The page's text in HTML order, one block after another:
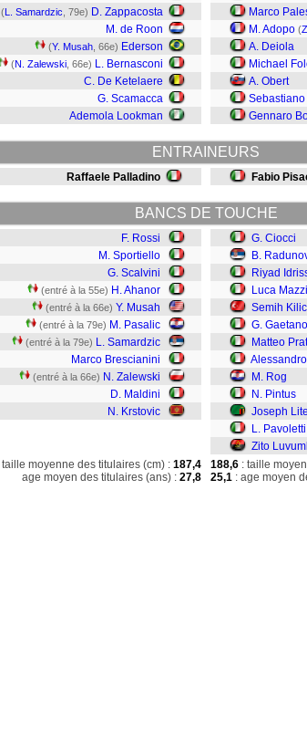
(L. Samardzic , 79e) D. Zappacosta
M. de Roon
(Y. Musah , 66e) Ederson
(N. Zalewski , 66e) L. Bernasconi
C. De Ketelaere
G. Scamacca
Ademola Lookman
Marco
M. Adopo (
A. Deiola
Michael
A. Obert
Gennaro
ENTRAINEURS
Raffaele Palladino Fabio
BANCS DE TOUCHE
F. Rossi
M. Sportiello
G. Scalvini
(entré à la 55e) H. Ahanor
(entré à la 66e) Y. Musah
(entré à la 79e) M. Pasalic
(entré à la 79e) L. Samardzic
Marco Brescianini
(entré à la 66e) N. Zalewski
D. Maldini
N. Krstovic
G. Ciocci
B.
Riyad
Luca
Semih
G. Gaetano
Matteo
M. Rog
N. Pintus
Joseph
L. Pavoletti
Zito
taille moyenne des titulaires (cm) : 187,4
age moyen des titulaires (ans) : 27,8
188,6 : taille
25,1 : age moyen